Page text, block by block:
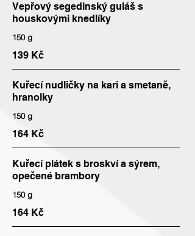
Vepřový segedinský guláš s
houskovými knedlíky
150 g
139 Kč
Kuřecí nudličky na kari a smetaně,
hranolky
150 g
164 Kč
Kuřecí plátek s broskví a sýrem,
opečené brambory
150 g
164 Kč